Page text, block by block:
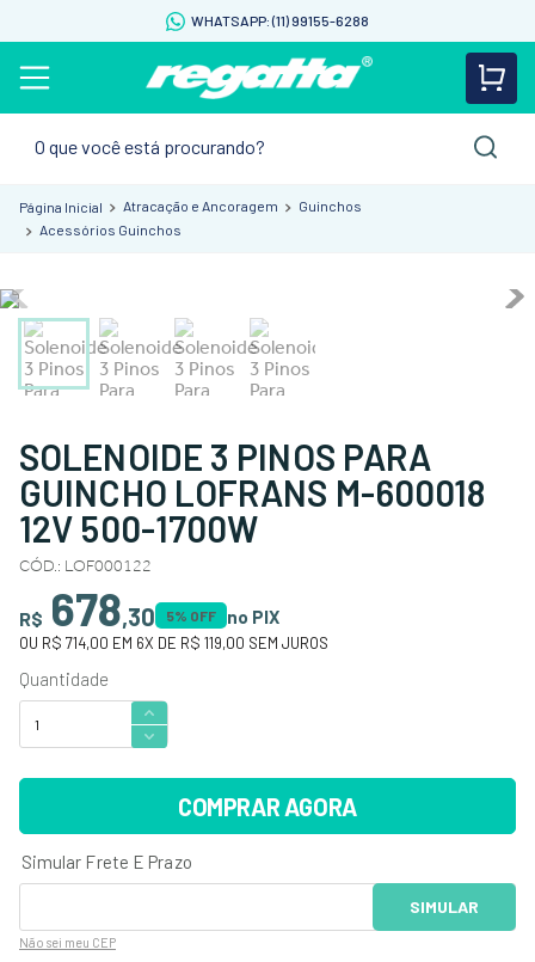
WHATSAPP: (11) 99155-6288
Atracação e Ancoragem
Guinchos
Acessórios Guinchos
SOLENOIDE 3 PINOS PARA
GUINCHO LOFRANS M-600018
12V 500-1700W
CÓD.: LOF000122
R$ 678,30 5% OFF no PIX
OU R$ 714,00 EM 6X DE R$ 119,00 SEM JUROS
COMPRAR AGORA
Não sei meu CEP